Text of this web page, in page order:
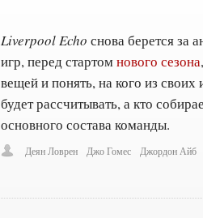
Liverpool Echo снова берется за
игр, перед стартомнового сезона
вещей и понять, на кого из своих
будет рассчитывать, а кто
основного состава команды.
Деян Ловрен Джо Гомес Джордон Айб